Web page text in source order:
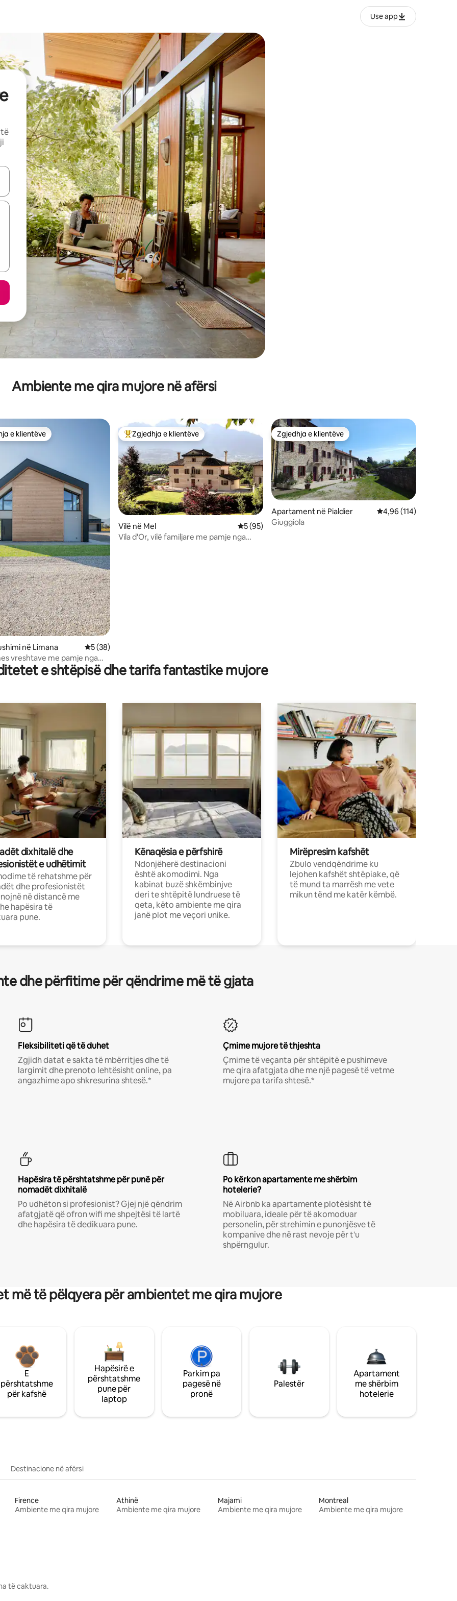
Use app
e shigjetave lart e poshtë ose eksploro duke prekur ose duke lëvizur ekranin.
Ambiente me qira mujore në afërsi
5, 120 vlerësime
e zgjedhjeve të klientëve
e klientëve
në Limana Vlerësimi mesatar 5 nga 5, 38 vlerësime
5 (38)
vreshtave me pamje nga
Më të mirat e zgjedhjeve të klientëve
Zgjedhja e klientëve
Vilë në Mel Vlerësimi mesatar 5 nga 5, 95 vlerësime
5 (95)
Vila d'Or, vilë familjare me pamje nga
Zgjedhja e klientëve
Zgjedhja e klientëve
Apartament në Pialdier Vlerësimi mesatar
4,96 (114)
Giuggiola
e shtëpisë dhe tarifa fantastike mujore
dixhitalë dhe
e udhëtimit
të rehatshme për
dhe profesionistët
në distancë me
hapësira të
pune.
Kënaqësia e përfshirë
Ndonjëherë destinacioni
është akomodimi. Nga
kabinat buzë shkëmbinjve
deri te shtëpitë lundruese të
qeta, këto ambiente me qira
janë plot me veçori unike.
Mirëpresim kafshët
Zbulo vendqëndrime ku
lejohen kafshët shtëpiake, që
të mund ta marrësh me vete
mikun tënd me katër këmbë.
dhe përfitime për qëndrime më të gjata
Fleksibiliteti që të duhet
Zgjidh datat e sakta të mbërritjes dhe të
largimit dhe prenoto lehtësisht online, pa
angazhime apo shkresurina shtesë.*
Çmime mujore të thjeshta
Çmime të veçanta për shtëpitë e pushimeve
me qira afatgjata dhe me një pagesë të vetme
mujore pa tarifa shtesë.*
Hapësira të përshtatshme për punë për
nomadët dixhitalë
Po udhëton si profesionist? Gjej një qëndrim
afatgjatë që ofron wifi me shpejtësi të lartë
dhe hapësira të dedikuara pune.
Po kërkon apartamente me shërbim
hotelerie?
Në Airbnb ka apartamente plotësisht të
mobiluara, ideale për të akomoduar
personelin, për strehimin e punonjësve të
kompanive dhe në rast nevoje për t'u
shpërngulur.
më të pëlqyera për ambientet me qira mujore
E
përshtatshme
për kafshë
Hapësirë e
përshtatshme
pune për
laptop
Parkim pa
pagesë në
pronë
Palestër
Apartament
me shërbim
hotelerie
Destinacione në afërsi
Firence
Ambiente me qira mujore
Athinë
Ambiente me qira mujore
Majami
Ambiente me qira mujore
Montreal
Ambiente me qira mujore
të caktuara.